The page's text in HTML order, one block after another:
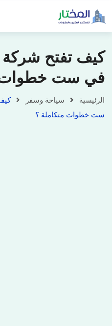
كيف تفتح
في ست خطوات
الرئيسية سياحة وسفر
ست خطوات متكاملة ؟